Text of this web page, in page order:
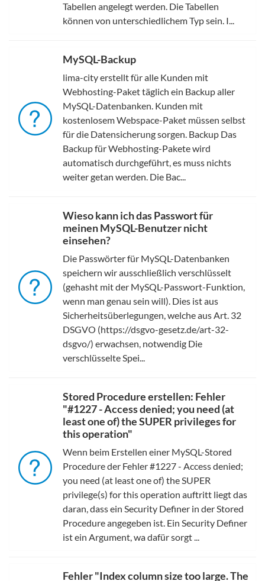
Tabellen angelegt werden. Die Tabellen
können von unterschiedlichem Typ sein. I...
MySQL-Backup
lima-city erstellt für alle Kunden mit
Webhosting-Paket täglich ein Backup aller
MySQL-Datenbanken. Kunden mit
kostenlosem Webspace-Paket müssen selbst
für die Datensicherung sorgen. Backup Das
Backup für Webhosting-Pakete wird
automatisch durchgeführt, es muss nichts
weiter getan werden. Die Bac...
Wieso kann ich das Passwort für
meinen MySQL-Benutzer nicht
einsehen?
Die Passwörter für MySQL-Datenbanken
speichern wir ausschließlich verschlüsselt
(gehasht mit der MySQL-Passwort-Funktion,
wenn man genau sein will). Dies ist aus
Sicherheitsüberlegungen, welche aus Art. 32
DSGVO (https://dsgvo-gesetz.de/art-32-
dsgvo/) erwachsen, notwendig Die
verschlüsselte Spei...
Stored Procedure erstellen: Fehler
"#1227 - Access denied; you need (at
least one of) the SUPER privileges for
this operation"
Wenn beim Erstellen einer MySQL-Stored
Procedure der Fehler #1227 - Access denied;
you need (at least one of) the SUPER
privilege(s) for this operation auftritt liegt das
daran, dass ein Security Definer in der Stored
Procedure angegeben ist. Ein Security Definer
ist ein Argument, wa dafür sorgt ...
Fehler "Index column size too large. The